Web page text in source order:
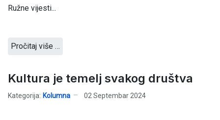
Ružne vijesti...
Pročitaj više …
Kultura je temelj svakog društva
Kategorija: Kolumna 02 Septembar 2024